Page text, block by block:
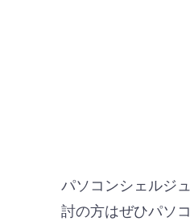
パソコンシェルジ
討の方はぜひパソ